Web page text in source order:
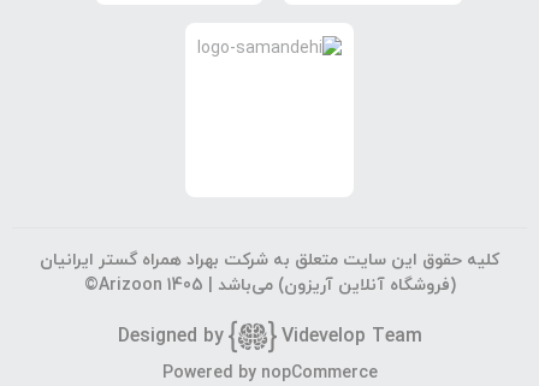
کلیه حقوق این سایت متعلق به شرکت بهراد همراه گستر ایرانیان
(فروشگاه آنلاین آریزون) می‌باشد | ©Arizoon 1405
Designed by Videvelop Team
Powered by nopCommerce